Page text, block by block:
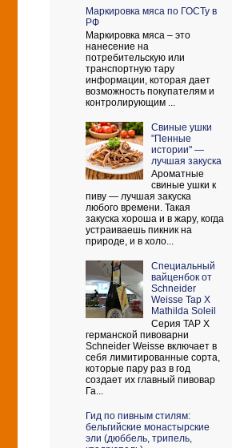
Маркировка мяса по ГОСТу в
РФ
Маркировка мяса – это
нанесение на
потребительскую или
транспортную тару
информации, которая дает
возможность покупателям и
контролирующим ...
Свиные ушки
"Пенные
истории" —
лучшая закуска
Ароматные
свиные ушки к
пиву — лучшая закуска
любого времени. Такая
закуска хороша и в жару, когда
устраиваешь пикник на
природе, и в холо...
Cпециальный
вайценбок от
Schneider
Weisse Tap X
Mathilda Soleil
Серия TAP X
германской пивоварни
Schneider Weisse включает в
себя лимитированные сорта,
которые пару раз в год
создает их главный пивовар
Га...
Гид по пивным стилям:
бельгийские монастырские
эли (дюббель, трипель,